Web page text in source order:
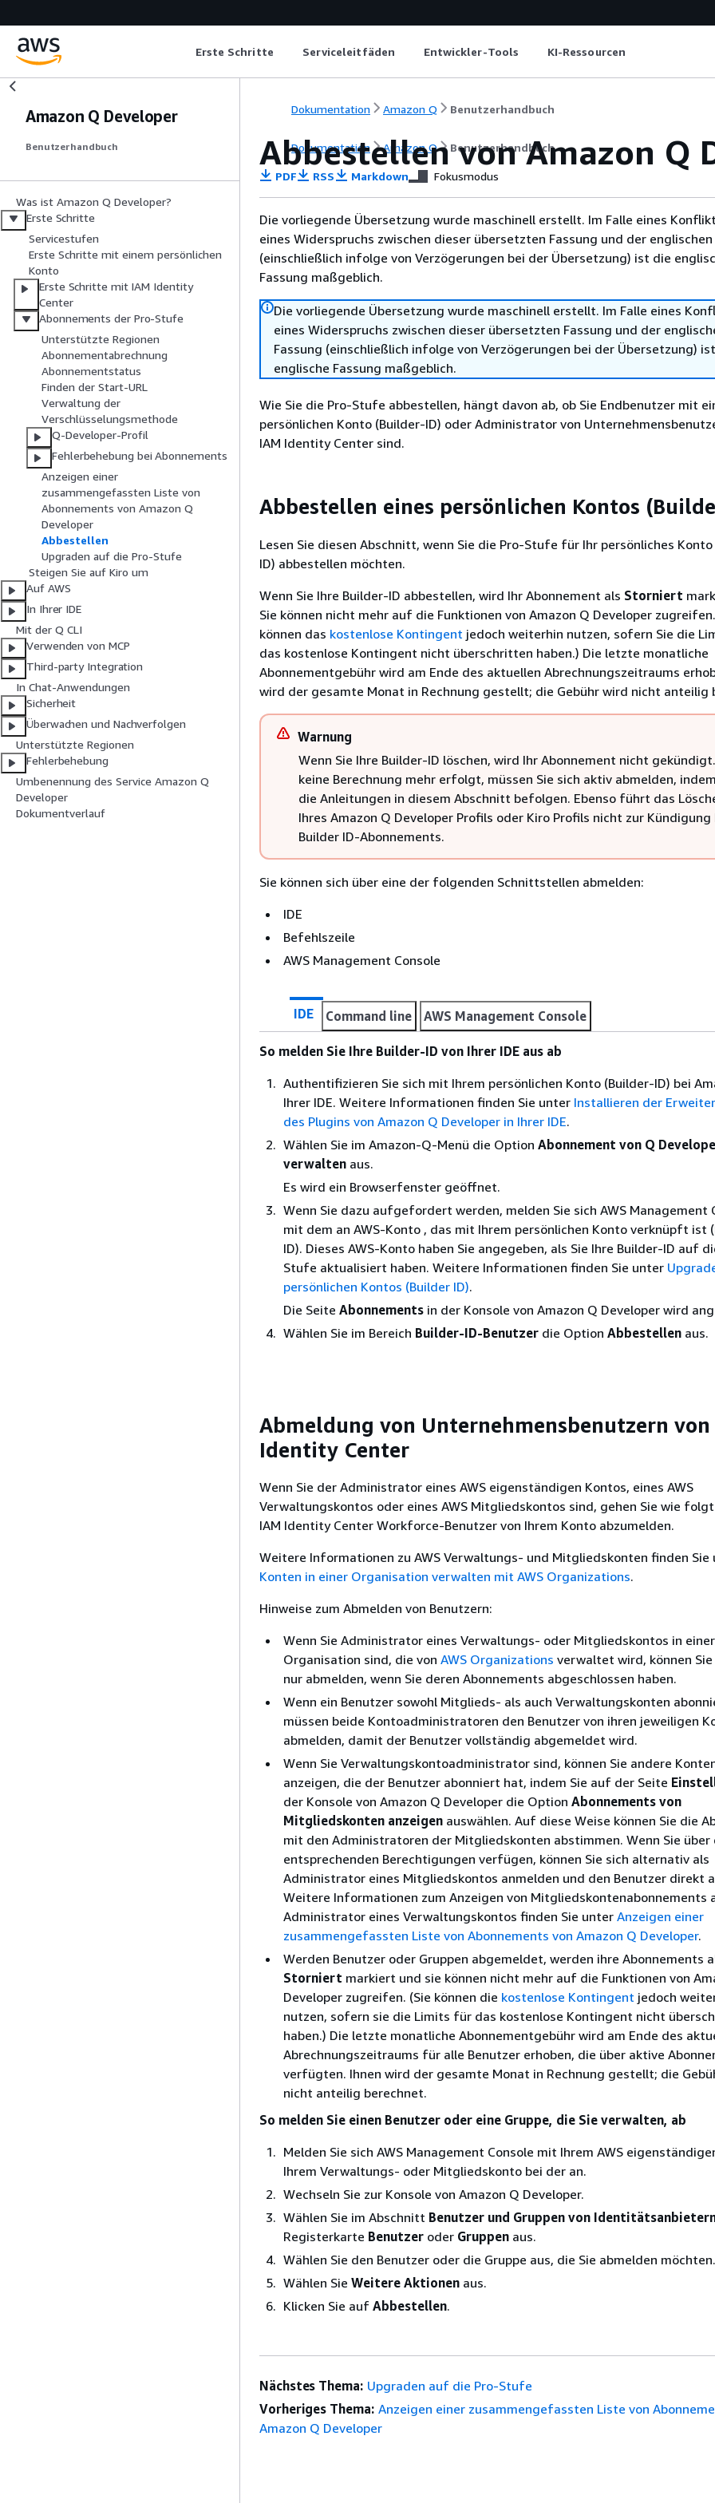
Erste Schritte Serviceleitfäden Entwickler-Tools KI-Ressourcen
Amazon Q Developer
Benutzerhandbuch
Was ist Amazon Q Developer?
Erste Schritte
Servicestufen
Erste Schritte mit einem persönlichen
Konto
Erste Schritte mit IAM Identity
Center
Abonnements der Pro-Stufe
Unterstützte Regionen
Abonnementabrechnung
Abonnementstatus
Finden der Start-URL
Verwaltung der
Verschlüsselungsmethode
Q-Developer-Profil
Fehlerbehebung bei Abonnements
Anzeigen einer
zusammengefassten Liste von
Abonnements von Amazon Q
Developer
Abbestellen
Upgraden auf die Pro-Stufe
Steigen Sie auf Kiro um
Auf AWS
In Ihrer IDE
Mit der Q CLI
Verwenden von MCP
Third-party Integration
In Chat-Anwendungen
Sicherheit
Überwachen und Nachverfolgen
Unterstützte Regionen
Fehlerbehebung
Umbenennung des Service Amazon Q
Developer
Dokumentverlauf
Dokumentation Amazon Q Benutzerhandbuch
Dokumentation Amazon Q Benutzerhandbuch
Abbestellen von Amazon Q
PDF RSS Markdown Fokusmodus
Die vorliegende Übersetzung wurde maschinell erstellt. Im Falle eines
eines Widerspruchs zwischen dieser übersetzten Fassung und der englischen
(einschließlich infolge von Verzögerungen bei der Übersetzung) ist die
Fassung maßgeblich.
Die vorliegende Übersetzung wurde maschinell erstellt. Im Falle eines
eines Widerspruchs zwischen dieser übersetzten Fassung und der
Fassung (einschließlich infolge von Verzögerungen bei der Übersetzung)
englische Fassung maßgeblich.
Wie Sie die Pro-Stufe abbestellen, hängt davon ab, ob Sie Endbenutzer mit
persönlichen Konto (Builder-ID) oder Administrator von
IAM Identity Center sind.
Abbestellen eines persönlichen Kontos
Lesen Sie diesen Abschnitt, wenn Sie die Pro-Stufe für Ihr persönliches
ID) abbestellen möchten.
Wenn Sie Ihre Builder-ID abbestellen, wird Ihr Abonnement als Storniert
Sie können nicht mehr auf die Funktionen von Amazon Q Developer
können das kostenlose Kontingent jedoch weiterhin nutzen, sofern Sie die
das kostenlose Kontingent nicht überschritten haben.) Die letzte monatliche
Abonnementgebühr wird am Ende des aktuellen Abrechnungszeitraums
wird der gesamte Monat in Rechnung gestellt; die Gebühr wird nicht anteilig
Warnung
Wenn Sie Ihre Builder-ID löschen, wird Ihr Abonnement nicht
keine Berechnung mehr erfolgt, müssen Sie sich aktiv abmelden,
die Anleitungen in diesem Abschnitt befolgen. Ebenso führt das
Ihres Amazon Q Developer Profils oder Kiro Profils nicht zur Kündigung
Builder ID-Abonnements.
Sie können sich über eine der folgenden Schnittstellen abmelden:
IDE
Befehlszeile
AWS Management Console
IDE Command line AWS Management Console
So melden Sie Ihre Builder-ID von Ihrer IDE aus ab
Authentifizieren Sie sich mit Ihrem persönlichen Konto (Builder-ID) bei
Ihrer IDE. Weitere Informationen finden Sie unter Installieren der
des Plugins von Amazon Q Developer in Ihrer IDE.
Wählen Sie im Amazon-Q-Menü die Option Abonnement von Q
verwalten aus.
Es wird ein Browserfenster geöffnet.
Wenn Sie dazu aufgefordert werden, melden Sie sich AWS Management
mit dem an AWS-Konto , das mit Ihrem persönlichen Konto verknüpft ist
ID). Dieses AWS-Konto haben Sie angegeben, als Sie Ihre Builder-ID auf
Stufe aktualisiert haben. Weitere Informationen finden Sie unter
persönlichen Kontos (Builder ID).
Die Seite Abonnements in der Konsole von Amazon Q Developer wird
Wählen Sie im Bereich Builder-ID-Benutzer die Option Abbestellen aus.
Abmeldung von Unternehmensbenutzern von
Identity Center
Wenn Sie der Administrator eines AWS eigenständigen Kontos, eines AWS
Verwaltungskontos oder eines AWS Mitgliedskontos sind, gehen Sie wie folgt
IAM Identity Center Workforce-Benutzer von Ihrem Konto abzumelden.
Weitere Informationen zu AWS Verwaltungs- und Mitgliedskonten finden Sie
Konten in einer Organisation verwalten mit AWS Organizations.
Hinweise zum Abmelden von Benutzern:
Wenn Sie Administrator eines Verwaltungs- oder Mitgliedskontos in einer
Organisation sind, die von AWS Organizations verwaltet wird, können
nur abmelden, wenn Sie deren Abonnements abgeschlossen haben.
Wenn ein Benutzer sowohl Mitglieds- als auch Verwaltungskonten
müssen beide Kontoadministratoren den Benutzer von ihren jeweiligen
abmelden, damit der Benutzer vollständig abgemeldet wird.
Wenn Sie Verwaltungskontoadministrator sind, können Sie andere
anzeigen, die der Benutzer abonniert hat, indem Sie auf der Seite
der Konsole von Amazon Q Developer die Option Abonnements von
Mitgliedskonten anzeigen auswählen. Auf diese Weise können Sie die
mit den Administratoren der Mitgliedskonten abstimmen. Wenn Sie über
entsprechenden Berechtigungen verfügen, können Sie sich alternativ als
Administrator eines Mitgliedskontos anmelden und den Benutzer direkt
Weitere Informationen zum Anzeigen von Mitgliedskontenabonnements
Administrator eines Verwaltungskontos finden Sie unter Anzeigen einer
zusammengefassten Liste von Abonnements von Amazon Q Developer.
Werden Benutzer oder Gruppen abgemeldet, werden ihre Abonnements
Storniert markiert und sie können nicht mehr auf die Funktionen von
Developer zugreifen. (Sie können die kostenlose Kontingent jedoch
nutzen, sofern sie die Limits für das kostenlose Kontingent nicht
haben.) Die letzte monatliche Abonnementgebühr wird am Ende des
Abrechnungszeitraums für alle Benutzer erhoben, die über aktive
verfügten. Ihnen wird der gesamte Monat in Rechnung gestellt; die
nicht anteilig berechnet.
So melden Sie einen Benutzer oder eine Gruppe, die Sie verwalten, ab
Melden Sie sich AWS Management Console mit Ihrem AWS
Ihrem Verwaltungs- oder Mitgliedskonto bei der an.
Wechseln Sie zur Konsole von Amazon Q Developer.
Wählen Sie im Abschnitt Benutzer und Gruppen von
Registerkarte Benutzer oder Gruppen aus.
Wählen Sie den Benutzer oder die Gruppe aus, die Sie abmelden möchten.
Wählen Sie Weitere Aktionen aus.
Klicken Sie auf Abbestellen.
Nächstes Thema: Upgraden auf die Pro-Stufe
Vorheriges Thema: Anzeigen einer zusammengefassten Liste von
Amazon Q Developer